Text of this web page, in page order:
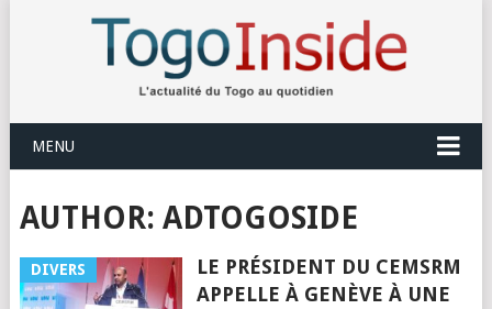
MENU
AUTHOR: ADTOGOSIDE
DIVERS
LE PRÉSIDENT DU CEMSRM
APPELLE À GENÈVE À UNE